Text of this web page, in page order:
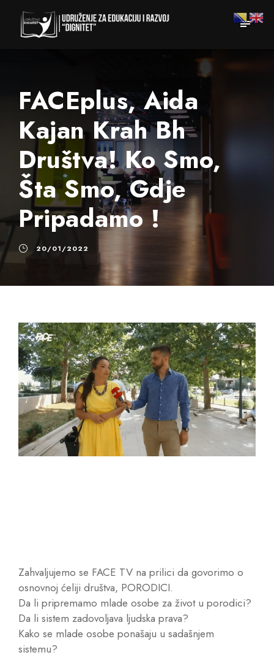
FACEplus, Aida
Kajan Krah Bh
Društva! Ko Smo,
Šta Smo, Gdje
Pripadamo !
20/01/2022
Zahvaljujemo se FACE TV na prilici da govorimo o
osnovnoj ćeliji društva, PORODICI.
Da li pripremamo mlade osobe za život u porodici?
Da li sistem zadovoljava ljudska prava?
Kako se mlade osobe ponašaju u sadašnjem
sistemu?